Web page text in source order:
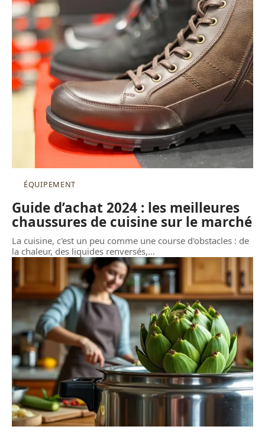
ÉQUIPEMENT
Guide d’achat 2024 : les meilleures
chaussures de cuisine sur le marché
La cuisine, c'est un peu comme une course d'obstacles : de
la chaleur, des liquides renversés,…